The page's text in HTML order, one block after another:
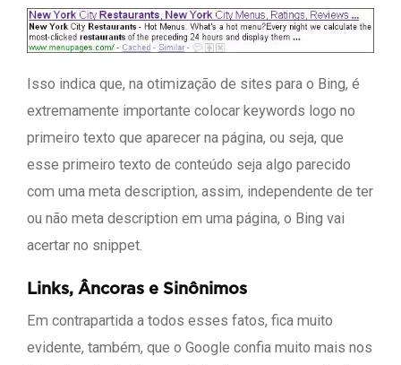
Isso indica que, na otimização de sites para o Bing, é
extremamente importante colocar keywords logo no
primeiro texto que aparecer na página, ou seja, que
esse primeiro texto de conteúdo seja algo parecido
com uma meta description, assim, independente de ter
ou não meta description em uma página, o Bing vai
acertar no snippet.
Links, Âncoras e Sinônimos
Em contrapartida a todos esses fatos, fica muito
evidente, também, que o Google confia muito mais nos